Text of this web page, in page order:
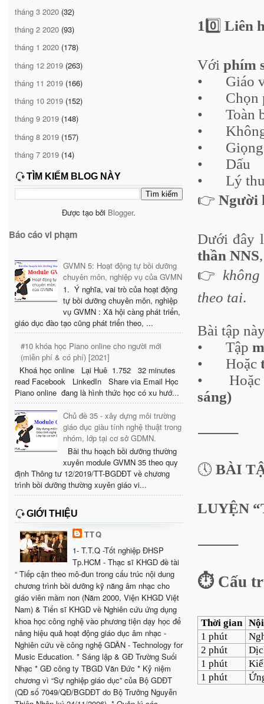
tháng 3 2020 (32)
tháng 2 2020 (93)
tháng 1 2020 (178)
tháng 12 2019 (263)
tháng 11 2019 (166)
tháng 10 2019 (152)
tháng 9 2019 (148)
tháng 8 2019 (157)
tháng 7 2019 (14)
TÌM KIẾM BLOG NÀY
Được tạo bởi Blogger.
Báo cáo vi phạm
GVMN 5: Hoạt động tự bồi dưỡng
chuyên môn, nghiệp vụ của GVMN
1. Ý nghĩa, vai trò của hoạt động
tự bồi dưỡng chuyên môn, nghiệp
vụ GVMN : Xã hội càng phát triển,
giáo dục đào tạo cũng phát triển theo, ...
#10 khóa học Piano online cho người mới
(miễn phí & có phí) [2021]
Khoá học online Lại Huê 1.752 32 minutes
read Facebook LinkedIn Share via Email Học
Piano online đang là hình thức học có xu hướ...
Chủ đề 35 - xây dựng môi trường
giáo dục giàu tính nghệ thuật trong
nhóm, lớp tại cơ sở GDMN.
Bài thu hoạch bồi dưỡng thường
xuyên module GVMN 35 theo quy
định Thông tư 12/2019/TT-BGDĐT về chương
trình bồi dưỡng thường xuyên giáo vi...
GIỚI THIỆU
TTQ
1- T.T.Q -Tốt nghiệp ĐHSP
Tp.HCM - Thạc sĩ KHGD đề tài
“ Tiếp cận theo mô-đun trong cấu trúc nội dung
chương trình bồi dưỡng kỹ năng âm nhạc cho
giáo viên mầm non (Năm 2000, Viện KHGD Việt
Nam) & Tiến sĩ KHGD về Nghiên cứu ứng dụng
khoa học công nghệ vào phương tiện dạy học để
nâng hiệu quả hoạt động giáo dục âm nhạc -
Nghiên cứu về công nghệ GDÂN - Technology for
Music Education. * Sáng lập & GĐ Trường Suối
Nhạc * GĐ công ty TBGD Văn Đức * Kỷ niệm
chương vì “Sự nghiệp giáo dục” của Bộ GDĐT
(QĐ số 7049/QĐ/BGDĐT do Bộ Trưởng Nguyễn
1 0️⃣ Liên
Với phím
•
Giáo
•
Chọn
•
Toàn
•
•
Giọng
•
Dấu
•
Lý
👉 Người
Dưới đây
thần NNS
👉
theo tai.
Bài tập
•
Tập
•
Hoặc
•
sáng)
⸻
🕔 BÀI
LUYỆN
⸻
⏱️ Cấu
Thời gian
1 phút
2 phút
1 phút
1 phút